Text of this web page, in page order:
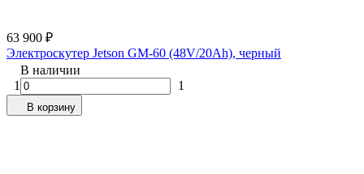
63 900 ₽
Электроскутер Jetson GM-60 (48V/20Ah), черный
В наличии
1
1
В корзину